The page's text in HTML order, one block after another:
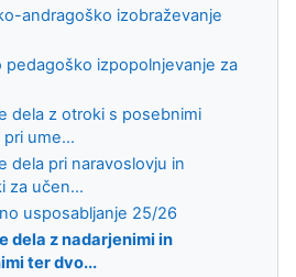
andragoško izobraževanje
pedagoško izpopolnjevanje za
dela z otroki s posebnimi
ume...
dela pri naravoslovju in
za učen...
usposabljanje 25/26
dela z nadarjenimi in
ter dvo...